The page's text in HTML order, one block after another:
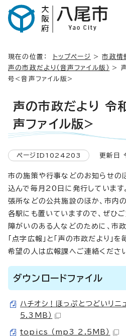
現在の位置： トップページ >市政情
声の市政だより（音声ファイル版）
>
号<音声ファイル版>
声の市政だより 令
声ファイル版>
ページID1024203 更新日
市の施策や行事などのお知らせの
込んで毎月20日に発行していま
張所などの公共施設のほか、市内
各駅にも置いていますので、ぜひ
障がいのある人などのために、市
「点字広報」と「声の市政だより」
希望の人は広報課へご連絡ください
ダウンロードファイル
ハチオシ！ほっぷとつどいリニ
5.3MB）
topics （mp3 2.5MB）